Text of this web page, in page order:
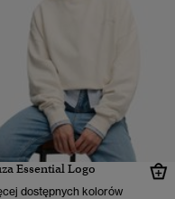
Essential Logo
dostępnych kolorów